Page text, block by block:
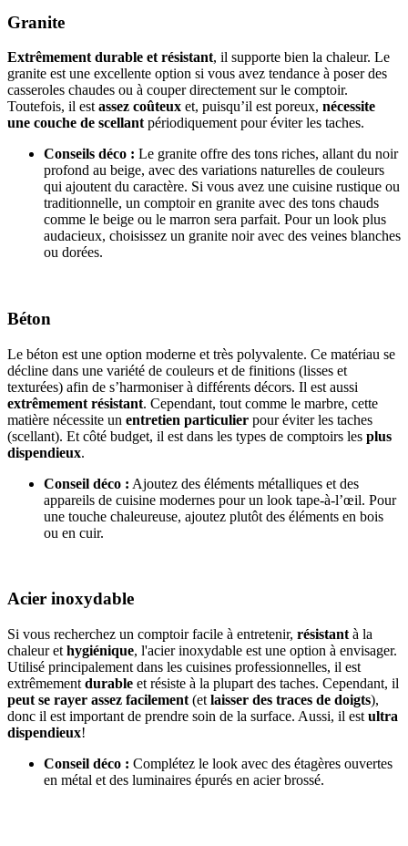
Granite
Extrêmement durable et résistant, il supporte bien la chaleur. Le
granite est une excellente option si vous avez tendance à poser des
casseroles chaudes ou à couper directement sur le comptoir.
Toutefois, il est assez coûteux et, puisqu’il est poreux, nécessite
une couche de scellant périodiquement pour éviter les taches.
Conseils déco : Le granite offre des tons riches, allant du noir
profond au beige, avec des variations naturelles de couleurs
qui ajoutent du caractère. Si vous avez une cuisine rustique ou
traditionnelle, un comptoir en granite avec des tons chauds
comme le beige ou le marron sera parfait. Pour un look plus
audacieux, choisissez un granite noir avec des veines blanches
ou dorées.
Béton
Le béton est une option moderne et très polyvalente. Ce matériau se
décline dans une variété de couleurs et de finitions (lisses et
texturées) afin de s’harmoniser à différents décors. Il est aussi
extrêmement résistant. Cependant, tout comme le marbre, cette
matière nécessite un entretien particulier pour éviter les taches
(scellant). Et côté budget, il est dans les types de comptoirs les plus
dispendieux.
Conseil déco : Ajoutez des éléments métalliques et des
appareils de cuisine modernes pour un look tape-à-l’œil. Pour
une touche chaleureuse, ajoutez plutôt des éléments en bois
ou en cuir.
Acier inoxydable
Si vous recherchez un comptoir facile à entretenir, résistant à la
chaleur et hygiénique, l'acier inoxydable est une option à envisager.
Utilisé principalement dans les cuisines professionnelles, il est
extrêmement durable et résiste à la plupart des taches. Cependant, il
peut se rayer assez facilement (et laisser des traces de doigts),
donc il est important de prendre soin de la surface. Aussi, il est ultra
dispendieux!
Conseil déco : Complétez le look avec des étagères ouvertes
en métal et des luminaires épurés en acier brossé.